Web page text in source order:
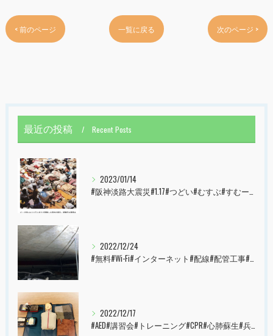
< 前のページ 一覧に戻る 次のページ >
最近の投稿 Recent Posts
2023/01/14
#阪神淡路大震災#1.17#つどい#むすぶ#すむーず#西宮市#甲子園
2022/12/24
#無料#Wi-Fi#インターネット#配線#配管工事#大阪市#港区#すむーず#西宮市#甲子園
2022/12/17
#AED#講習会#トレーニング#CPR#心肺蘇生#兵庫県#神戸市#西宮市#すむーず#甲子園